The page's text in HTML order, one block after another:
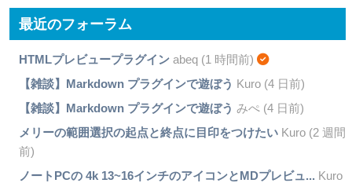
最近のフォーラム
HTMLプレビュープラグインabeq (1 時間前)
【雑談】Markdown プラグインで遊ぼう Kuro (4 日前)
【雑談】Markdown プラグインで遊ぼう みぺ (4 日前)
メリーの範囲選択の起点と終点に目印をつけたいKuro (2 週間
前)
ノートPCの 4k 13~16インチのアイコンとMDプレビュ... Kuro